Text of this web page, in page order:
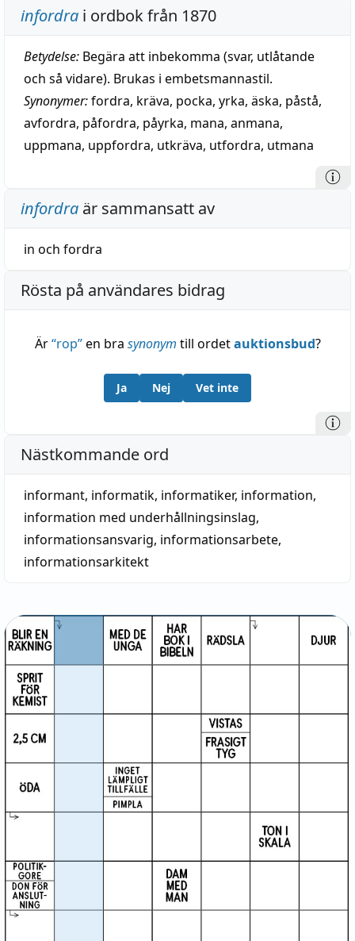
infordra i ordbok från 1870
Betydelse: Begära att inbekomma (svar, utlåtande
och så vidare). Brukas i embetsmannastil.
Synonymer:fordra, kräva, pocka, yrka, äska, påstå,
avfordra, påfordra, påyrka, mana, anmana,
uppmana, uppfordra, utkräva, utfordra, utmana
infordra är sammansatt av
in och fordra
Rösta på användares bidrag
Är“rop”en bra synonym till ordetauktionsbud?
Ja Nej Vet inte
Nästkommande ord
informant, informatik, informatiker, information,
information med underhållningsinslag,
informationsansvarig, informationsarbete,
informationsarkitekt